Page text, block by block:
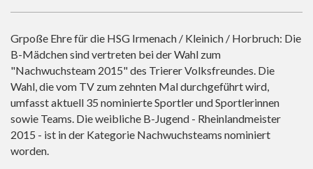
Grpoße Ehre für die HSG Irmenach / Kleinich / Horbruch: Die
B-Mädchen sind vertreten bei der Wahl zum
"Nachwuchsteam 2015" des Trierer Volksfreundes. Die
Wahl, die vom TV zum zehnten Mal durchgeführt wird,
umfasst aktuell 35 nominierte Sportler und Sportlerinnen
sowie Teams. Die weibliche B-Jugend - Rheinlandmeister
2015 - ist in der Kategorie Nachwuchsteams nominiert
worden.